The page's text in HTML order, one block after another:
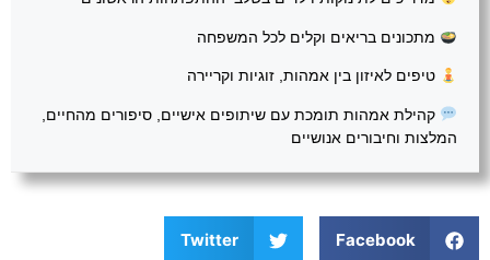
מתכונים בריאים וקלים לכל המשפחה
טיפים לאיזון בין אמהות, זוגיות וקריירה
קהילת אמהות תומכת עם שיתופים אישיים, סיפורים מהחיים,
המלצות וחיבורים אנושיים
Facebook
Twitter